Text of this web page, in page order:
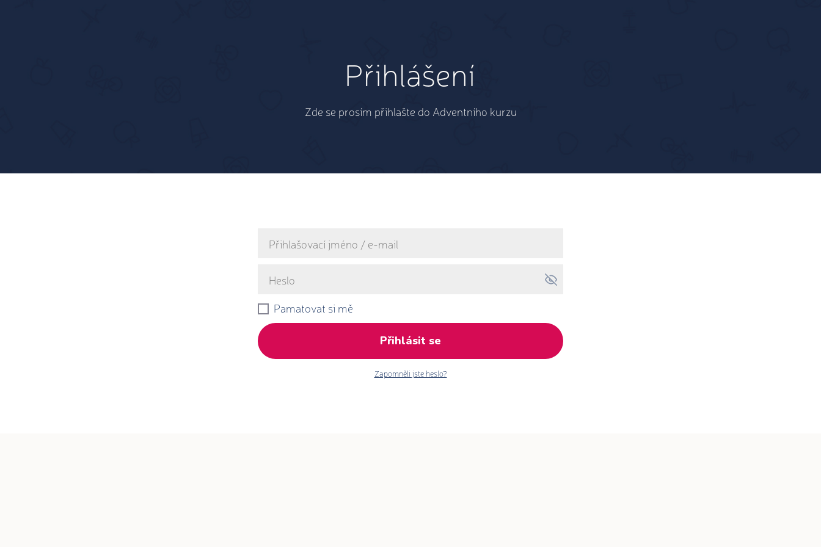
Přihlášení
Zde se prosím přihlašte do Adventního kurzu
Pamatovat si mě
Přihlásit se
Zapomněli jste heslo?